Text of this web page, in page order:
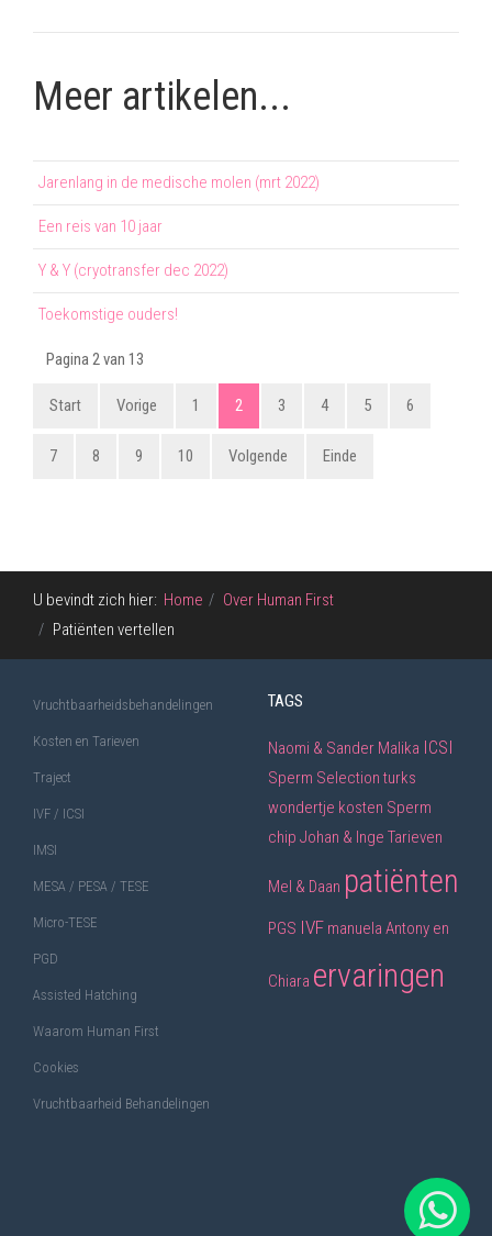
Meer artikelen...
Jarenlang in de medische molen (mrt 2022)
Een reis van 10 jaar
Y & Y (cryotransfer dec 2022)
Toekomstige ouders!
Pagina 2 van 13
Start Vorige 1 2 3 4 5 6
7 8 9 10 Volgende Einde
U bevindt zich hier: Home
Over Human First
Patiënten vertellen
Vruchtbaarheidsbehandelingen
Kosten en Tarieven
Traject
IVF / ICSI
IMSI
MESA / PESA / TESE
Micro-TESE
PGD
Assisted Hatching
Waarom Human First
Cookies
Vruchtbaarheid Behandelingen
TAGS
Naomi & Sander Malika ICSI
Sperm Selection turks
wondertje kosten Sperm
chip Johan & Inge Tarieven
Mel & Daan patiënten
PGS IVF manuela Antony en
Chiara ervaringen